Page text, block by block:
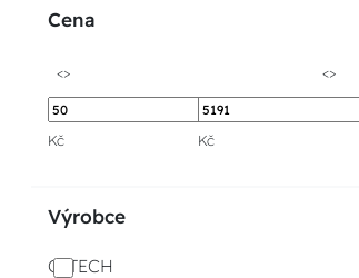
Cena
<> <>
Kč Kč
Výrobce
Q-TECH